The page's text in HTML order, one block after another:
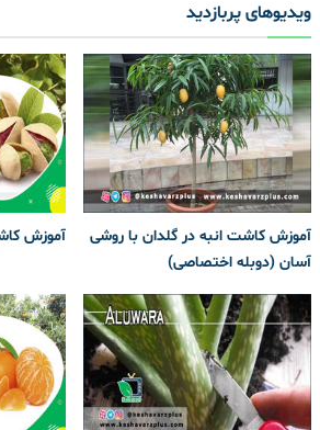
ویدیوهای پربازدید
آموزش کاشت انبه در گلدان با روشی
آسان (دوبله اختصاصی)
آموزش